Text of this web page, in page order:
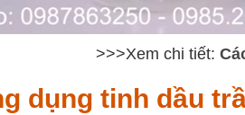
>>>Xem chi tiết:
dụng tinh dầu